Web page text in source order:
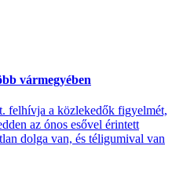
vármegyében
felhívja a közlekedők figyelmét,
az ónos esővel érintett
dolga van, és téligumival van